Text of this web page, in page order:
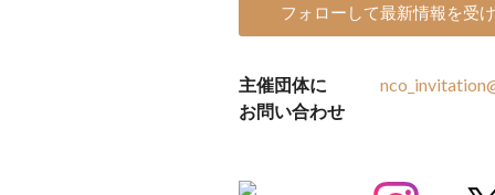
フォローして最新情報を受
主催団体に
お問い合わせ